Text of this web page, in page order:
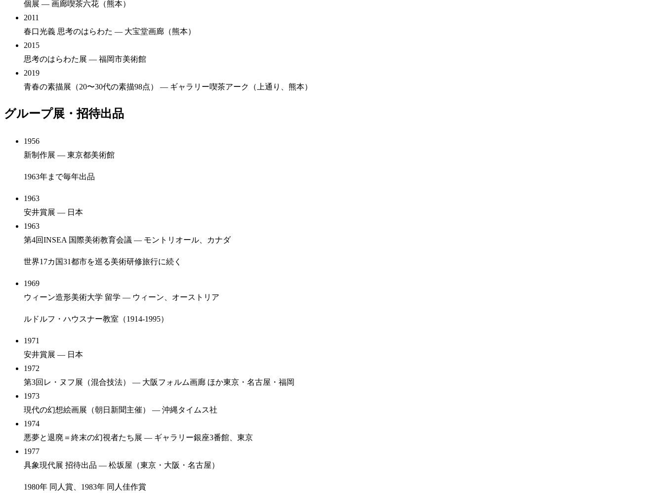
個展 — 画廊喫茶六花（熊本）
2011
春口光義 思考のはらわた — 大宝堂画廊（熊本）
2015
思考のはらわた展 — 福岡市美術館
2019
青春の素描展（20〜30代の素描98点）
— ギャラリー喫茶アーク（上通り、熊本）
グループ展・招待出品
1956
新制作展 — 東京都美術館
1963年まで毎年出品
1963
安井賞展 — 日本
1963
第4回INSEA 国際美術教育会議 — モントリオール、カナダ
世界17カ国31都市を巡る美術研修旅行に続く
1969
ウィーン造形美術大学 留学 — ウィーン、オーストリア
ルドルフ・ハウスナー教室（1914-1995）
1971
安井賞展 — 日本
1972
第3回レ・ヌフ展（混合技法）
— 大阪フォルム画廊 ほか東京・名古屋・福岡
1973
現代の幻想絵画展（朝日新聞主催）
— 沖縄タイムス社
1974
悪夢と退廃＝終末の幻視者たち展 — ギャラリー銀座3番館、東京
1977
具象現代展 招待出品 — 松坂屋（東京・大阪・名古屋）
1980年 同人賞、1983年 同人佳作賞